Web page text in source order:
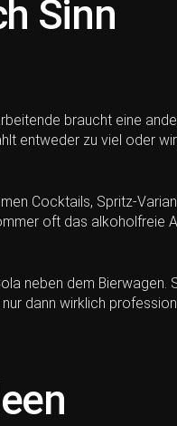
Sinn
braucht eine
entweder zu viel oder
Cocktails, Spritz-
oft das alkoholfreie
neben dem Bierwagen.
dann wirklich